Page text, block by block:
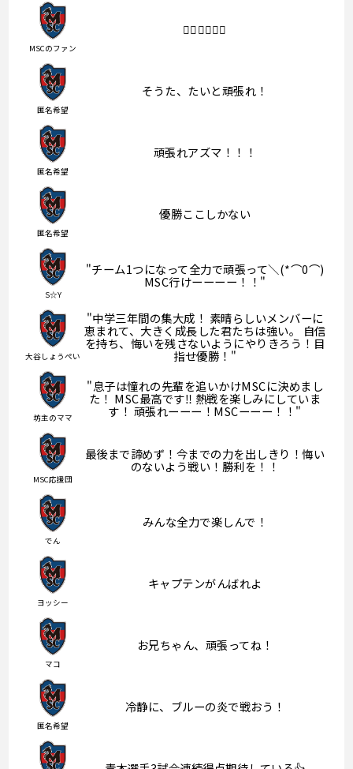
MSCのファン
❤️‍🔥❤️‍🔥❤️‍🔥
匿名希望
そうた、たいと頑張れ！
匿名希望
頑張れアズマ！！！
匿名希望
優勝ここしかない
S☆Y
"チーム1つになって全力で頑張って＼(*⌒0⌒)
MSC行けーーーー！！"
大谷しょうぺい
"中学三年間の集大成！ 素晴らしいメンバーに
恵まれて、大きく成長した君たちは強い。 自信
を持ち、悔いを残さないようにやりきろう！目
指せ優勝！"
坊主のママ
"息子は憧れの先輩を追いかけMSCに決めまし
た！ MSC最高です‼︎ 熱戦を楽しみにしていま
す！ 頑張れーーー！MSCーーー！！"
MSC応援団
最後まで諦めず！今までの力を出しきり！悔い
のないよう戦い！勝利を！！
でん
みんな全力で楽しんで！
ヨッシー
キャプテンがんばれよ
マコ
お兄ちゃん、頑張ってね！
匿名希望
冷静に、ブルーの炎で戦おう！